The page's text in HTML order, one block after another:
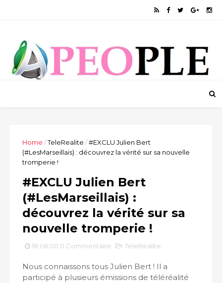
Home /TeleRealite /#EXCLU Julien Bert
(#LesMarseillais) : découvrez la vérité sur sa nouvelle
tromperie !
#EXCLU Julien Bert
(#LesMarseillais) :
découvrez la vérité sur sa
nouvelle tromperie !
18:06:00 0 Commentaire TeleRealite
Nous connaissons tous Julien Bert ! Il a
participé à plusieurs émissions de téléréalité